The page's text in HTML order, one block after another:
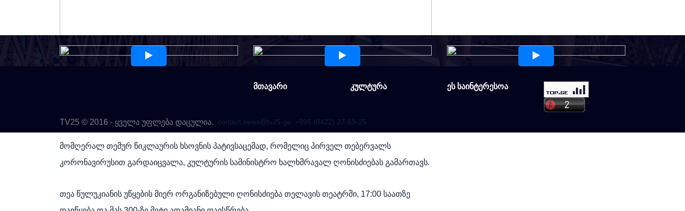
10, აგვისტო 2021 13:25:00
მომღერალ თემურ წიკლაურის ხსოვნის პატივსაცემად, რომელიც პირველ თებერვალს
კორონავირუსით გარდაიცვალა, კულტურის სამინისტრო ხალხმრავალ ღონისძიებას გამართავს.
თეა წულუკიანის უწყების მიერ ორგანიზებული ღონისძიება თელავის თეატრში, 17:00 საათზე
s s
მთავარი კულტურა ეს საინტერესოა
TV25 © 2016 - ყველა უფლება დაცულია. contact.news@tv25.ge +995 (0422) 27-69-25